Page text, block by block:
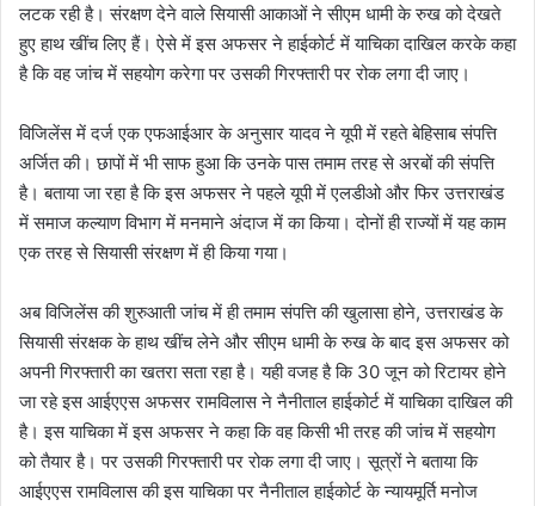
लटक रही है। संरक्षण देने वाले सियासी आकाओं ने सीएम धामी के रुख को देखते
हुए हाथ खींच लिए हैं। ऐसे में इस अफसर ने हाईकोर्ट में याचिका दाखिल करके कहा
है कि वह जांच में सहयोग करेगा पर उसकी गिरफ्तारी पर रोक लगा दी जाए।
विजिलेंस में दर्ज एक एफआईआर के अनुसार यादव ने यूपी में रहते बेहिसाब संपत्ति
अर्जित की। छापों में भी साफ हुआ कि उनके पास तमाम तरह से अरबों की संपत्ति
है। बताया जा रहा है कि इस अफसर ने पहले यूपी में एलडीओ और फिर उत्तराखंड
में समाज कल्याण विभाग में मनमाने अंदाज में का किया। दोनों ही राज्यों में यह काम
एक तरह से सियासी संरक्षण में ही किया गया।
अब विजिलेंस की शुरुआती जांच में ही तमाम संपत्ति की खुलासा होने, उत्तराखंड के
सियासी संरक्षक के हाथ खींच लेने और सीएम धामी के रुख के बाद इस अफसर को
अपनी गिरफ्तारी का खतरा सता रहा है। यही वजह है कि 30 जून को रिटायर होने
जा रहे इस आईएएस अफसर रामविलास ने नैनीताल हाईकोर्ट में याचिका दाखिल की
है। इस याचिका में इस अफसर ने कहा कि वह किसी भी तरह की जांच में सहयोग
को तैयार है। पर उसकी गिरफ्तारी पर रोक लगा दी जाए। सूत्रों ने बताया कि
आईएएस रामविलास की इस याचिका पर नैनीताल हाईकोर्ट के न्यायमूर्ति मनोज